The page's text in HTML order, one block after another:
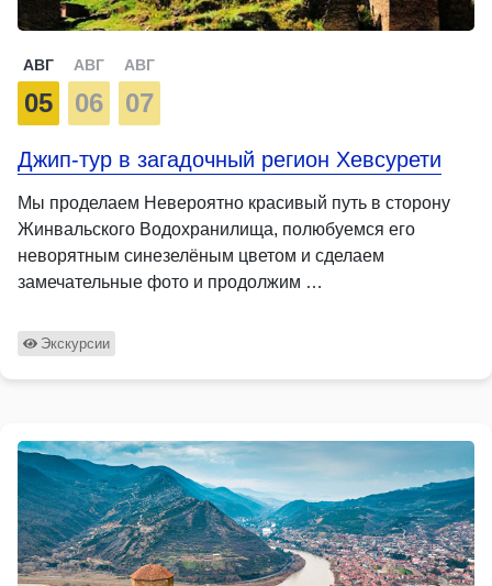
АВГ
05
АВГ
06
АВГ
07
Джип-тур в загадочный регион Хевсурети
Мы проделаем Невероятно красивый путь в сторону
Жинвальского Водохранилища, полюбуемся его
неворятным синезелёным цветом и сделаем
замечательные фото и продолжим …
Экскурсии